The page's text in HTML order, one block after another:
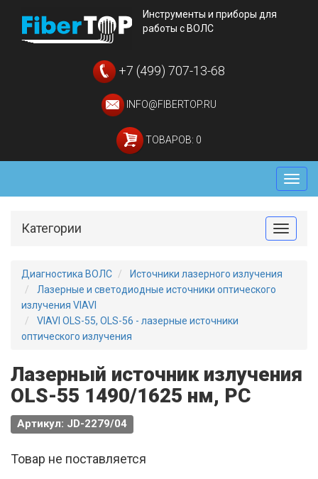
Инструменты и приборы для
работы с ВОЛС
+7 (499) 707-13-68
INFO@FIBERTOP.RU
ТОВАРОВ: 0
Меню
Toggle
Категории
Диагностика ВОЛС
Источники лазерного излучения
Лазерные и светодиодные источники оптического
излучения VIAVI
VIAVI OLS-55, OLS-56 - лазерные источники
оптического излучения
Лазерный источник излучения
OLS-55 1490/1625 нм, PC
Артикул: JD-2279/04
Товар не поставляется